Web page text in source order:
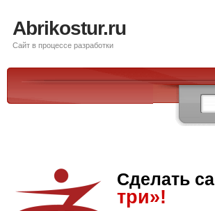
Abrikostur.ru
Сайт в процессе разработки
Сделать
три»!